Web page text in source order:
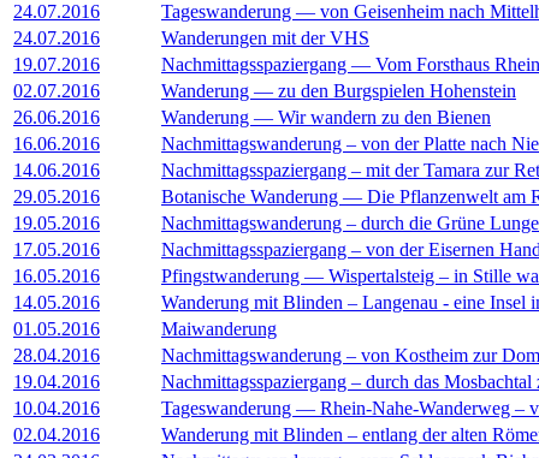
24.07.2016
Tageswanderung — von Geisenheim nach
24.07.2016
Wanderungen mit der VHS
19.07.2016
Nachmittagsspaziergang — Vom Forsthaus
02.07.2016
Wanderung — zu den Burgspielen Hohenstein
26.06.2016
Wanderung — Wir wandern zu den Bienen
16.06.2016
Nachmittagswanderung – von der Platte nach
14.06.2016
Nachmittagsspaziergang – mit der Tamara zur
29.05.2016
Botanische Wanderung — Die Pflanzenwelt am
19.05.2016
Nachmittagswanderung – durch die Grüne
17.05.2016
Nachmittagsspaziergang – von der Eisernen
16.05.2016
Pfingstwanderung — Wispertalsteig – in Stille
14.05.2016
Wanderung mit Blinden – Langenau - eine Insel
01.05.2016
Maiwanderung
28.04.2016
Nachmittagswanderung – von Kostheim zur
19.04.2016
Nachmittagsspaziergang – durch das Mosbachtal
10.04.2016
Tageswanderung — Rhein-Nahe-Wanderweg –
02.04.2016
Wanderung mit Blinden – entlang der alten